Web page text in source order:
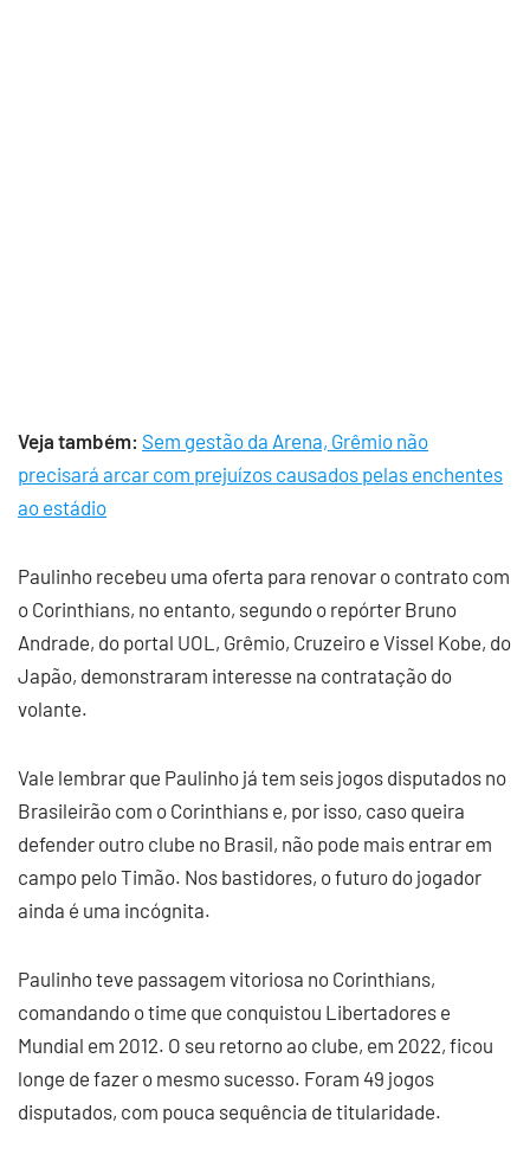
Veja também: Sem gestão da Arena, Grêmio não
precisará arcar com prejuízos causados pelas enchentes
ao estádio
Paulinho recebeu uma oferta para renovar o contrato com
o Corinthians, no entanto, segundo o repórter Bruno
Andrade, do portal UOL, Grêmio, Cruzeiro e Vissel Kobe, do
Japão, demonstraram interesse na contratação do
volante.
Vale lembrar que Paulinho já tem seis jogos disputados no
Brasileirão com o Corinthians e, por isso, caso queira
defender outro clube no Brasil, não pode mais entrar em
campo pelo Timão. Nos bastidores, o futuro do jogador
ainda é uma incógnita.
Paulinho teve passagem vitoriosa no Corinthians,
comandando o time que conquistou Libertadores e
Mundial em 2012. O seu retorno ao clube, em 2022, ficou
longe de fazer o mesmo sucesso. Foram 49 jogos
disputados, com pouca sequência de titularidade.